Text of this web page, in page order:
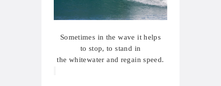
Sometimes in the wave it helps
to stop, to stand in
the whitewater and regainspeed.